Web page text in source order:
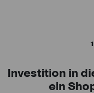
Investition in
ein